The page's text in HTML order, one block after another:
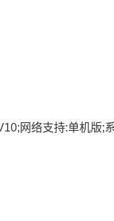
网络支持:单机版;